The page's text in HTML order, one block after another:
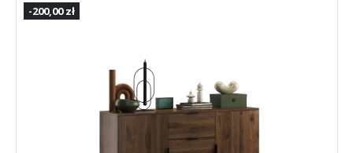
-200,00 zł